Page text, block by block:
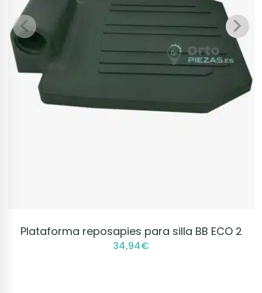
VER PRODUCTO
Plataforma reposapies para silla BB ECO 2
34,94€